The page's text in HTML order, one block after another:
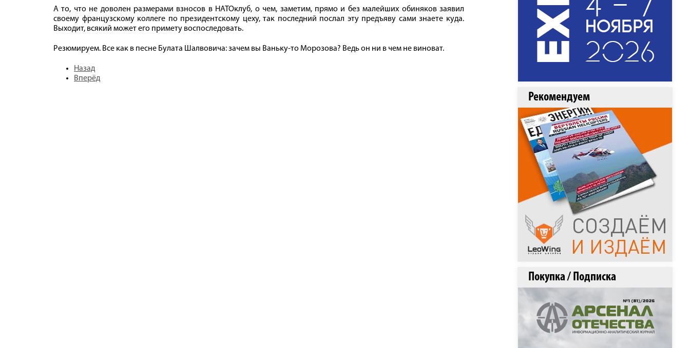
А то, что не доволен размерами взносов в НАТОклуб, о чем, заметим, прямо и без малейших обиняков заявил
своему французскому коллеге по президентскому цеху, так последний послал эту предъяву сами знаете куда.
Выходит, всякий может его примету воспоследовать.
Резюмируем. Все как в песне Булата Шалвовича: зачем вы Ваньку-то Морозова? Ведь он ни в чем не виноват.
Назад
Вперёд
Рекомендуем
Покупка / Подписка